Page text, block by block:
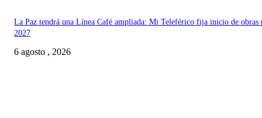
La Paz tendrá una Línea Café ampliada: Mi Teleférico fija inicio de obras
2027
6 agosto , 2026